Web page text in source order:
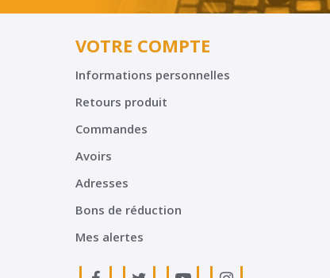
VOTRE COMPTE
Informations personnelles
Retours produit
Commandes
Avoirs
Adresses
Bons de réduction
Mes alertes